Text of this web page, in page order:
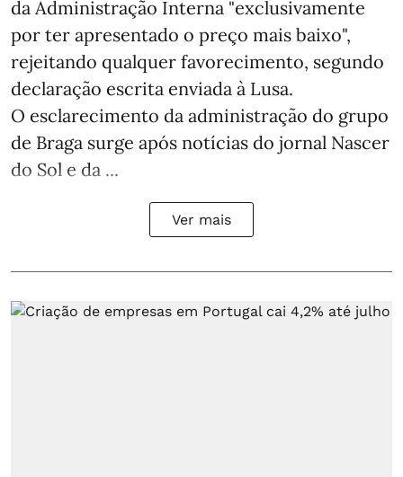
da Administração Interna "exclusivamente
por ter apresentado o preço mais baixo",
rejeitando qualquer favorecimento, segundo
declaração escrita enviada à Lusa.
O esclarecimento da administração do grupo
de Braga surge após notícias do jornal Nascer
do Sol e da ...
Ver mais